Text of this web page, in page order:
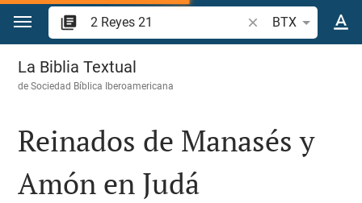
Ir a un contenido
Buscar versículo
BTX
2 Reyes 21
La Biblia Textual
deSociedad Bíblica Iberoamericana
Reinados de Manasés y
Amón en Judá